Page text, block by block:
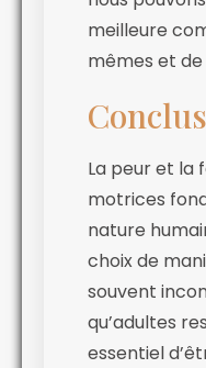
meilleure
mêmes et de
La peur et la
motrices
nature
choix de
souvent
qu’adultes
essentiel